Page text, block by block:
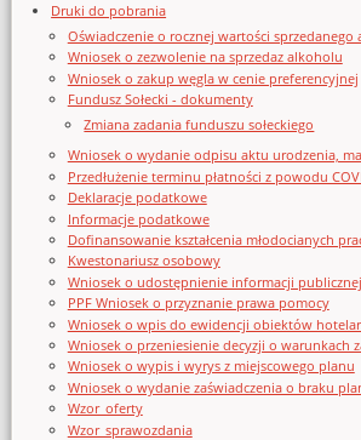
Druki do pobrania
Oświadczenie o rocznej wartości sprzedanego
Wniosek o zezwolenie na sprzedaz alkoholu
Wniosek o zakup węgla w cenie preferencyjnej
Fundusz Sołecki - dokumenty
Zmiana zadania funduszu sołeckiego
Wniosek o wydanie odpisu aktu urodzenia,
Przedłużenie terminu płatności z powodu
Deklaracje podatkowe
Informacje podatkowe
Dofinansowanie kształcenia młodocianych
Kwestonariusz osobowy
Wniosek o udostępnienie informacji publicznej
PPF Wniosek o przyznanie prawa pomocy
Wniosek o wpis do ewidencji obiektów
Wniosek o przeniesienie decyzji o warunkach
Wniosek o wypis i wyrys z miejscowego planu
Wniosek o wydanie zaświadczenia o braku
Wzor_oferty
Wzor_sprawozdania